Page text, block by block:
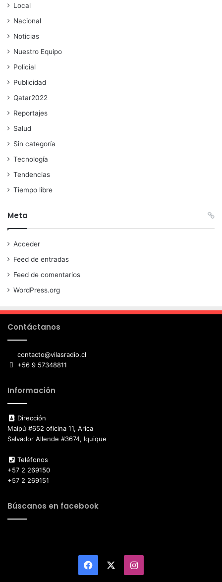
Local
Nacional
Noticias
Nuestro Equipo
Policial
Publicidad
Qatar2022
Reportajes
Salud
Sin categoría
Tecnología
Tendencias
Tiempo libre
Meta
Acceder
Feed de entradas
Feed de comentarios
WordPress.org
Contáctanos
contacto@vilasradio.cl
+56 9 57348811
Información
Dirección
Maipú #652 oficina 11, Arica
Salvador Allende #3674, Iquique
Teléfonos
+57 2 269150
+57 2 269151
Búscanos en facebook
Facebook Instagram